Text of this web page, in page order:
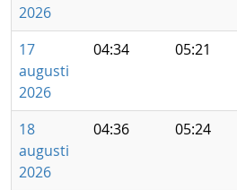
2026
17
augusti
2026
04:34 05:21
18
augusti
2026
04:36 05:24